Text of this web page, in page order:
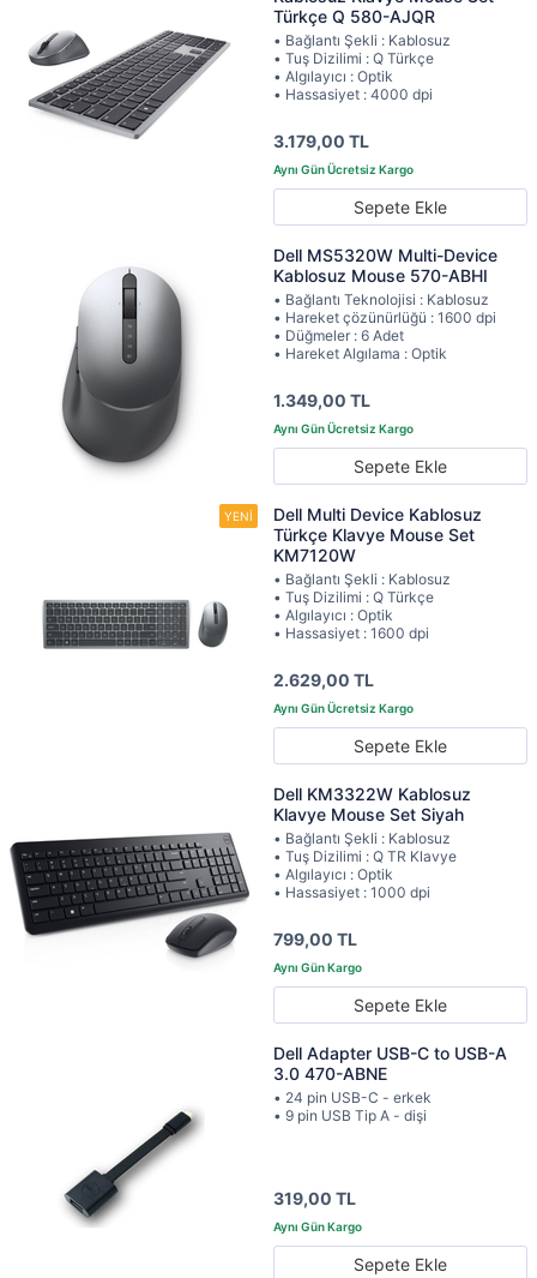
Türkçe Q 580-AJQR
• Bağlantı Şekli : Kablosuz
• Tuş Dizilimi : Q Türkçe
• Algılayıcı : Optik
• Hassasiyet : 4000 dpi
3.179,00 TL
Sepete Ekle
Dell MS5320W Multi-Device
Kablosuz Mouse 570-ABHI
• Bağlantı Teknolojisi : Kablosuz
• Hareket çözünürlüğü : 1600 dpi
• Düğmeler : 6 Adet
• Hareket Algılama : Optik
1.349,00 TL
Sepete Ekle
Dell Multi Device Kablosuz
Türkçe Klavye Mouse Set
KM7120W
• Bağlantı Şekli : Kablosuz
• Tuş Dizilimi : Q Türkçe
• Algılayıcı : Optik
• Hassasiyet : 1600 dpi
2.629,00 TL
Sepete Ekle
Dell KM3322W Kablosuz
Klavye Mouse Set Siyah
• Bağlantı Şekli : Kablosuz
• Tuş Dizilimi : Q TR Klavye
• Algılayıcı : Optik
• Hassasiyet : 1000 dpi
799,00 TL
Sepete Ekle
Dell Adapter USB-C to USB-A
3.0 470-ABNE
• 24 pin USB-C - erkek
• 9 pin USB Tip A - dişi
319,00 TL
Sepete Ekle